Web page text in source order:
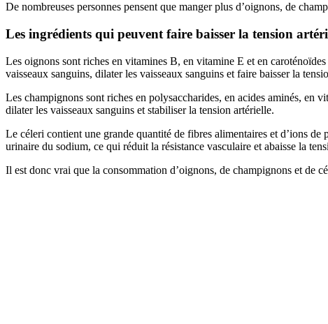
De nombreuses personnes pensent que manger plus d’oignons, de
Les ingrédients qui peuvent faire baisser la tension
Les oignons sont riches en vitamines B, en vitamine E et en
vaisseaux sanguins, dilater les vaisseaux sanguins et faire baisser la
Les champignons sont riches en polysaccharides, en acides aminés, en
dilater les vaisseaux sanguins et stabiliser la tension artérielle.
Le céleri contient une grande quantité de fibres alimentaires et d’ions
urinaire du sodium, ce qui réduit la résistance vasculaire et abaisse la
Il est donc vrai que la consommation d’oignons, de champignons et de